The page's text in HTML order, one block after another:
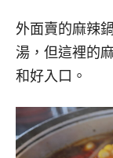
外面賣的麻辣
湯，但這裡的
和好入口。